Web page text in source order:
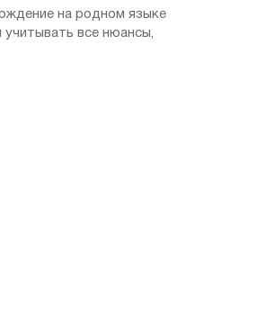
на родном языке
учитывать все нюансы,